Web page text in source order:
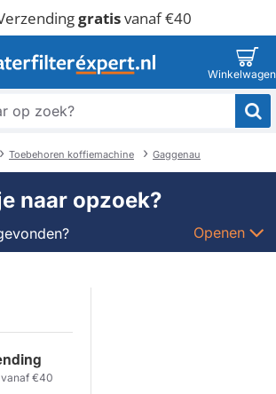
gratisvanaf €40
Toebehoren koffiemachine Gaggenau
naar opzoek?
Openen
€40